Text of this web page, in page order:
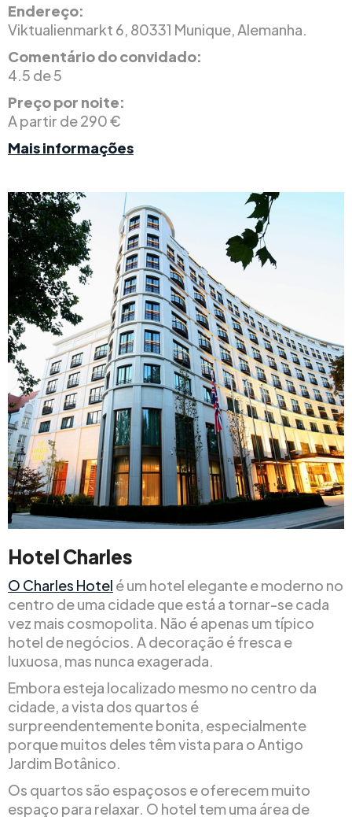
Endereço:
Viktualienmarkt 6, 80331 Munique, Alemanha.
Comentário do convidado:
4.5 de 5
Preço por noite:
A partir de 290 €
Mais informações
Hotel Charles
O Charles Hotel é um hotel elegante e moderno no
centro de uma cidade que está a tornar-se cada
vez mais cosmopolita. Não é apenas um típico
hotel de negócios. A decoração é fresca e
luxuosa, mas nunca exagerada.
Embora esteja localizado mesmo no centro da
cidade, a vista dos quartos é
surpreendentemente bonita, especialmente
porque muitos deles têm vista para o Antigo
Jardim Botânico.
Os quartos são espaçosos e oferecem muito
espaço para relaxar. O hotel tem uma área de